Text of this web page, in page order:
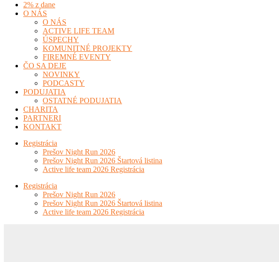
2% z dane
O NÁS
O NÁS
ACTIVE LIFE TEAM
ÚSPECHY
KOMUNITNÉ PROJEKTY
FIREMNÉ EVENTY
ČO SA DEJE
NOVINKY
PODCASTY
PODUJATIA
OSTATNÉ PODUJATIA
CHARITA
PARTNERI
KONTAKT
Registrácia
Prešov Night Run 2026
Prešov Night Run 2026 Štartová listina
Active life team 2026 Registrácia
Registrácia
Prešov Night Run 2026
Prešov Night Run 2026 Štartová listina
Active life team 2026 Registrácia